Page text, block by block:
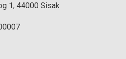
1, 44000 Sisak